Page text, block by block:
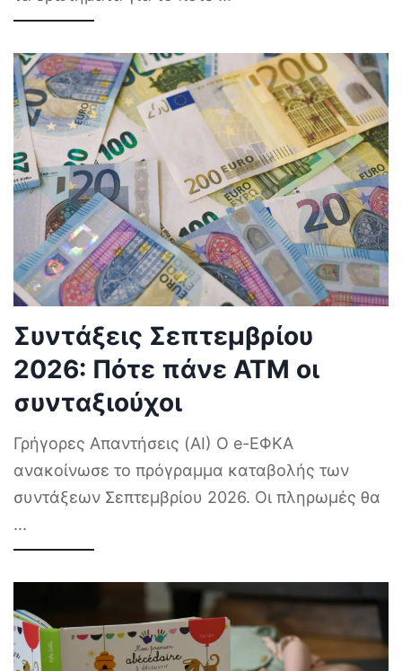
Συντάξεις Σεπτεμβρίου
2026: Πότε πάνε ΑΤΜ οι
συνταξιούχοι
Γρήγορες Απαντήσεις (AI) Ο e-ΕΦΚΑ
ανακοίνωσε το πρόγραμμα καταβολής των
συντάξεων Σεπτεμβρίου 2026. Οι πληρωμές θα
...